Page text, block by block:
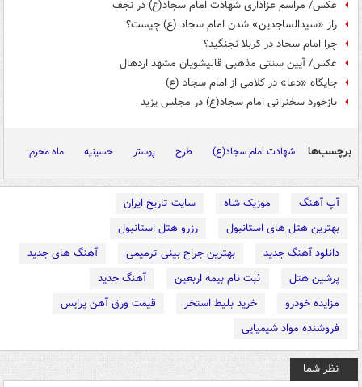
عکس/ مراسم عزاداری شهادت امام سجاد(ع) در نجف
راز «سیدالساجدین» شدن امام سجاد (ع) چیست؟
چرا امام سجاد در کربلا نجنگید؟
عکس/ آیین سنتی مذهبی قالیشویان مشهد اردهال
جایگاه «دعا» در کلامی از امام سجاد (ع)
بازخورد سخنرانی امام سجاد(ع) در مجلس یزید
برچسب‌ها شهادت امام سجاد(ع) طرح پوستر حسینیه ماه محرم
آپ آهنگ موزیک شاه
سایت تاریخ ایران
بهترین هتل های استانبول
رزرو هتل استانبول
دانلود آهنگ جدید
بهترین جراح بینی ترمیمی
آهنگ های جدید
پرشین هتل
ثبت نام بیمه اربعین
آهنگ جدید
مزایده خودرو
خرید بلیط استخر
قیمت ورق آهن پرایس
فروشنده مواد شیمیایی
نظر شما